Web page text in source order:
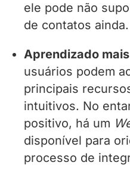
ele pode não
de contatos ainda.
Aprendizado
usuários podem
principais
intuitivos. No
positivo, há um
disponível para
processo de